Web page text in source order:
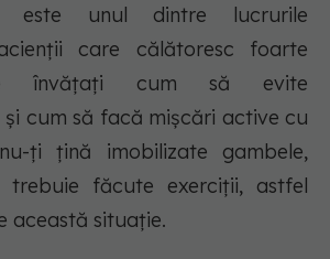
este unul dintre lucrurile
care călătoresc foarte
învățați cum să evite
cum să facă mișcări active cu
ți țină imobilizate gambele,
făcute exerciții, astfel
această situație.